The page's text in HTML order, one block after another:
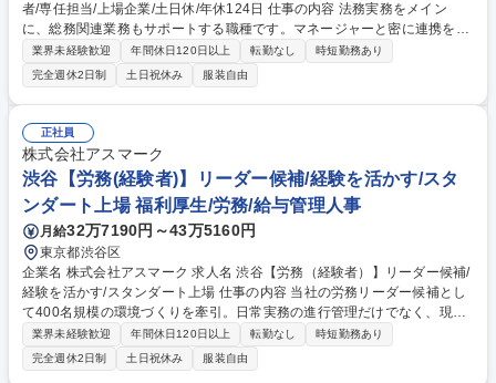
者/専任担当/上場企業/土日休/年休124日 仕事の内容 法務実務をメイン
に、総務関連業務もサポートする職種です。マネージャーと密に連携を取
りながら、契約書作成・審査、コンプライアンス対応、株主総会関連事務
等幅広い業務に主体的に取り組んでいただきます。 【法務業務】契約書作
成・審査、事業部門からの問い合わせ対応、コンプライアンス・監査対応
【総務業務】株主総会・取締役会関連事務、社内規程整備、稟議・書類管
理、行政機関からの問い合わせ対応をマネージャーと相談しながら進めて
いただきます。 【業務内容の変更範囲】当社の指定する業務 募集職種 東
京・渋谷【法務総務スタッフ】経験者/専任担当/上場企業/土日休/年休124
日
業界未経験歓迎 年間休日120日以上 転勤なし
時短勤務あり
完全週休2日制
土日祝休み 服装自由
正社員
株式会社アスマーク
渋谷【労務(経験者)】リーダー候補/経験を活かす/スタ
ンダート上場 福利厚生/労務/給与管理人事
月給32万7190円～43万5160円
東京都渋谷区
企業名 株式会社アスマーク 求人名 渋谷【労務（経験者）】リーダー候補/
経験を活かす/スタンダート上場 仕事の内容 当社の労務リーダー候補とし
て400名規模の環境づくりを牽引。日常実務の進行管理だけでなく、現在
進行中のツール導入や業務効率化など、労務部門の体制強化に向けた中心
的な役割を担っていただきます。 【具体的には】■入社/退職手続き■給与
計算、賞与計算■社会保険手続き■休職者対応（育休・傷病）■年末調整■
業界未経験歓迎 年間休日120日以上 転勤なし
時短勤務あり
完全週休2日制
土日祝休み 服装自由